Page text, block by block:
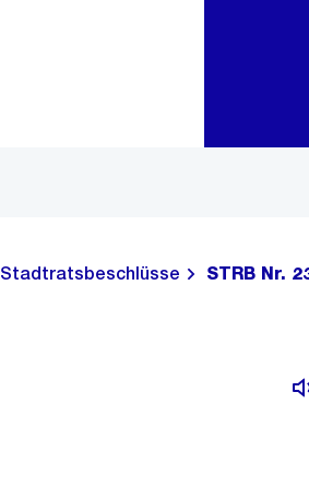
Stadtratsbeschlüsse STRB Nr.